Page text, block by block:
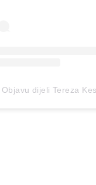
Objavu dijeli Tereza